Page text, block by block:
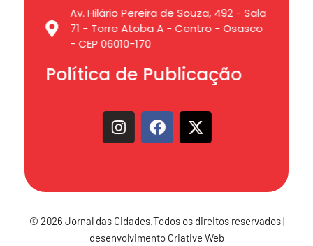
Av. Hilário Pereira de Souza, 492 - Sala
71 - Torre Atoba A - Centro - Osasco
- CEP 06010-170
Política de Publicação
© 2026 Jornal das Cidades.Todos os direitos reservados |
desenvolvimento Criative Web